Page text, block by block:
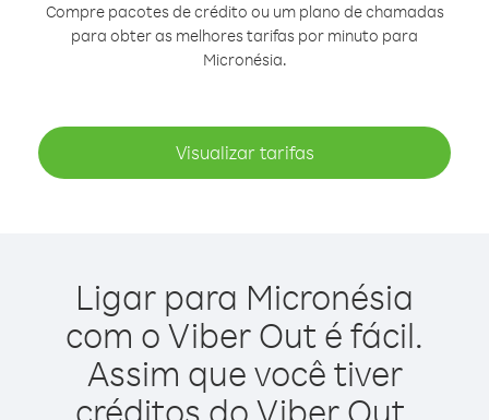
Compre pacotes de crédito ou um plano de chamadas
para obter as melhores tarifas por minuto para
Micronésia.
Visualizar tarifas
Ligar para Micronésia
com o Viber Out é fácil.
Assim que você tiver
créditos do Viber Out,